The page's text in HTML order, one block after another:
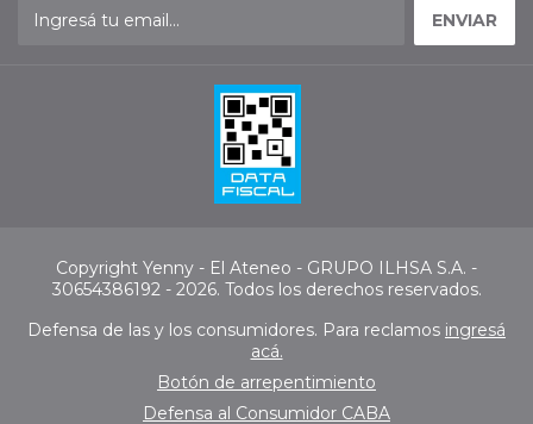
Copyright Yenny - El Ateneo - GRUPO ILHSA S.A. -
30654386192 - 2026. Todos los derechos reservados.
Defensa de las y los consumidores. Para reclamos ingresá
acá.
Botón de arrepentimiento
Defensa al Consumidor CABA